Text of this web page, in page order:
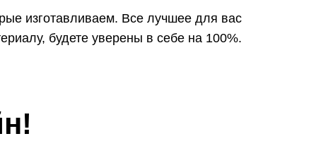
изготавливаем. Все лучшее для вас
будете уверены в себе на 100%.